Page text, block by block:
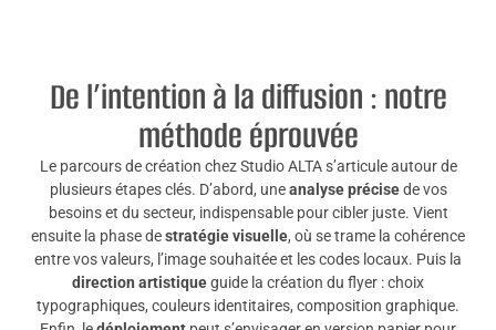
De l’intention à la diffusion : notre
méthode éprouvée
Le parcours de création chez Studio ALTA s’articule autour de
plusieurs étapes clés. D’abord, uneanalyse précisede vos
besoins et du secteur, indispensable pour cibler juste. Vient
ensuite la phase destratégie visuelle, où se trame la cohérence
entre vos valeurs, l’image souhaitée et les codes locaux. Puis la
direction artistiqueguide la création du flyer : choix
typographiques, couleurs identitaires, composition graphique.